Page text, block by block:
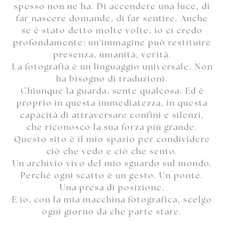
spesso non ne ha. Di accendere una luce, di
far nascere domande, di far sentire. Anche
se è stato detto molte volte, io ci credo
profondamente: un'immagine può restituire
presenza, umanità, verità.
La fotografia è un linguaggio universale. Non
ha bisogno di traduzioni.
Chiunque la guarda, sente qualcosa. Ed è
proprio in questa immediatezza, in questa
capacità di attraversare confini e silenzi,
che riconosco la sua forza più grande.
Questo sito è il mio spazio per condividere
ciò che vedo e ciò che sento.
Un archivio vivo del mio sguardo sul mondo.
Perché ogni scatto è un gesto. Un ponte.
Una presa di posizione.
E io, con la mia macchina fotografica, scelgo
ogni giorno da che parte stare.